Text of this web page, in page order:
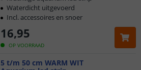
OP VOORRAAD
16,95
Waterdicht uitgevoerd
Incl. accessoires en snoer
5 t/m 50 cm WARM WIT